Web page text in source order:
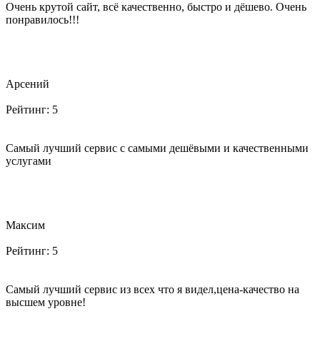
Очень крутой сайт, всё качественно, быстро и дёшево. Очень
понравилось!!!
Арсений
Рейтинг: 5
Самый лучший сервис с самыми дешёвыми и качественными
услугами
Максим
Рейтинг: 5
Самый лучший сервис из всех что я видел,цена-качество на
высшем уровне!